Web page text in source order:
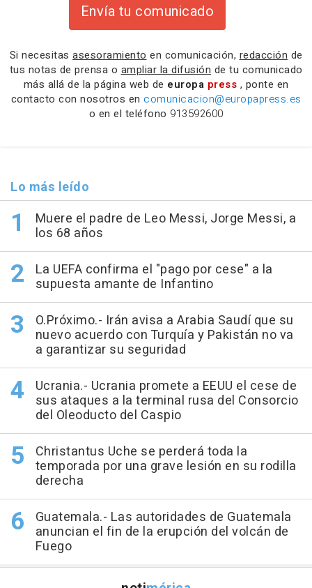
Envía tu comunicado
Si necesitas asesoramiento en comunicación, redacción de
tus notas de prensa o ampliar la difusión de tu comunicado
más allá de la página web de europa press , ponte en
contacto con nosotros en comunicacion@europapress.es
o en el teléfono 913592600
Lo más leído
Muere el padre de Leo Messi, Jorge Messi, a
los 68 años
La UEFA confirma el "pago por cese" a la
supuesta amante de Infantino
O.Próximo.- Irán avisa a Arabia Saudí que su
nuevo acuerdo con Turquía y Pakistán no va
a garantizar su seguridad
Ucrania.- Ucrania promete a EEUU el cese de
sus ataques a la terminal rusa del Consorcio
del Oleoducto del Caspio
Christantus Uche se perderá toda la
temporada por una grave lesión en su rodilla
derecha
Guatemala.- Las autoridades de Guatemala
anuncian el fin de la erupción del volcán de
Fuego